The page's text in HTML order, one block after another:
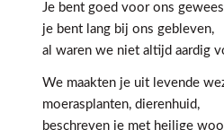
Je bent goed voor ons
je bent lang bij ons gebleven,
al waren we niet altijd aardig
We maakten je uit levende
moerasplanten, dierenhuid,
beschreven je met heilige